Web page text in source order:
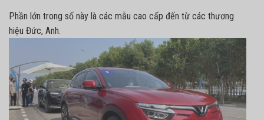
Phần lớn trong số này là các mẫu cao cấp đến từ các thương
hiệu Đức, Anh.